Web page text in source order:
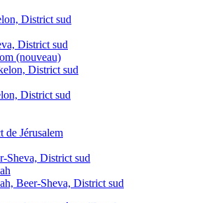
District sud
District sud
(nouveau)
District sud
District sud
de Jérusalem
Sheva, District sud
Beer-Sheva, District sud